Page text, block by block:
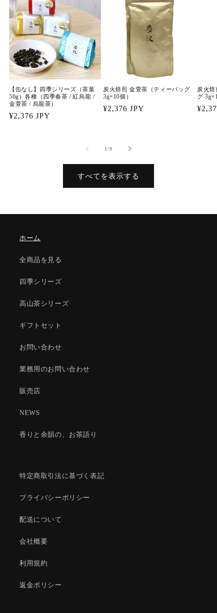
【缶なし】四季シリーズ（茶葉
50g）各種（四季春茶 / 紅烏龍 /
金萱茶 / 烏龍茶）
通
¥2,376 JPY
炭火焙煎 金萱茶（ティーバッグ
3g×10個）
通
¥2,376 JPY
炭火焙
グ
通
1/の
9
すべてを表示する
ホーム
全商品を見る
四季シリーズ
高山茶シリーズ
ギフトセット
お問い合わせ
業務用のお問い合わせ
販売店
NEWS
香りと余韻の、お茶語り
特定商取引法に基づく表記
プライバシーポリシー
配送について
会社概要
利用規約
返金ポリシー